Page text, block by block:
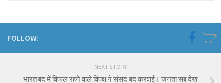
FOLLOW:
NEXT STORY
भारत बंद में विफल रहने वाले विपक्ष ने संसद बंद करवाई। जनता सब देख